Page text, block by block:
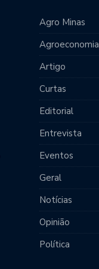
Agro Minas
Agroeconomia
Artigo
Curtas
Editorial
Entrevista
Eventos
Geral
Notícias
Opinião
Política